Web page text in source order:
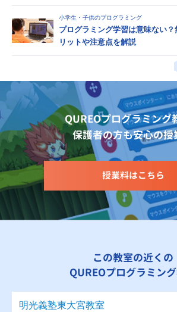
小学生・子供のプログラミング
プログラミング学習は意味ない
リットや注意点を解説
QUREOプログラミング
保護者の方も安心の授
授業料はこちら
この教室の近くの
QUREOプログラミン
明光義塾東大宮教室